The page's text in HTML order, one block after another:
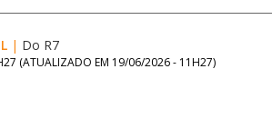
| Do R7
(ATUALIZADO EM 19/06/2026 - 11H27)